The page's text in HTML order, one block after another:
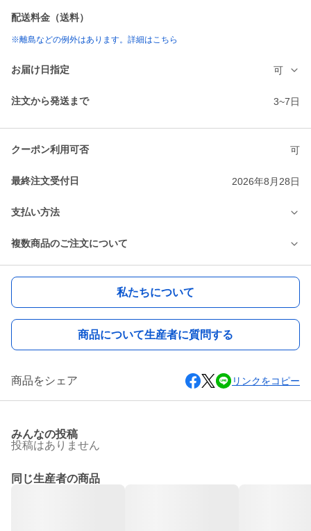
配送料金（送料）
※離島などの例外はあります。詳細はこちら
お届け日指定 可
注文から発送まで 3~7日
クーポン利用可否 可
最終注文受付日 2026年8月28日
支払い方法
複数商品のご注文について
私たちについて
商品について生産者に質問する
商品をシェア リンクをコピー
みんなの投稿
投稿はありません
同じ生産者の商品